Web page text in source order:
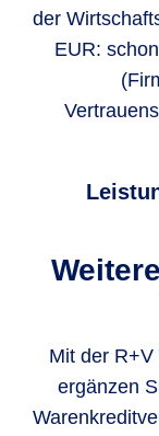
der
EUR:
Mit der
ergänzen